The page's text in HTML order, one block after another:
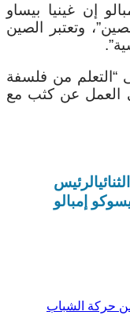
إن غينيا بيساو
وتعتبر الصين
“التعلم من فلسفة
في العمل عن كثب مع
الرئيس
إمبالو